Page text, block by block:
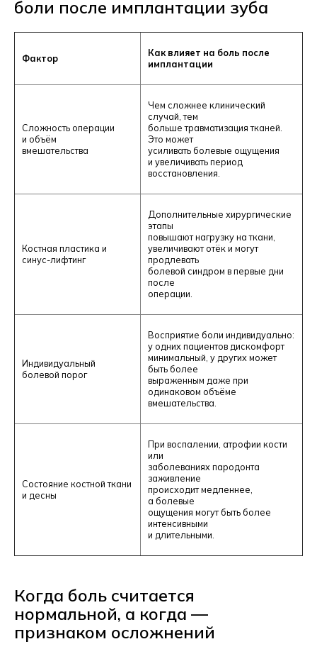
боли после имплантации зуба
Фактор
Как влияет на боль после
имплантации
Сложность операции
и объём
вмешательства
Чем сложнее клинический
случай, тем
больше травматизация тканей.
Это может
усиливать болевые ощущения
и увеличивать период
восстановления.
Костная пластика и
синус-лифтинг
Дополнительные хирургические
этапы
повышают нагрузку на ткани,
увеличивают отёк и могут
продлевать
болевой синдром в первые дни
после
операции.
Индивидуальный
болевой порог
Восприятие боли индивидуально:
у одних пациентов дискомфорт
минимальный, у других может
быть более
выраженным даже при
одинаковом объёме
вмешательства.
Состояние костной ткани
и десны
При воспалении, атрофии кости
или
заболеваниях пародонта
заживление
происходит медленнее,
а болевые
ощущения могут быть более
интенсивными
и длительными.
Когда боль считается
нормальной, а когда —
признаком осложнений